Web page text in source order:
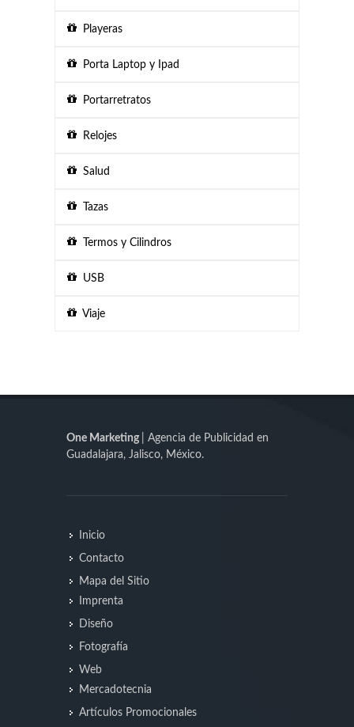
Playeras
Porta Laptop y Ipad
Portarretratos
Relojes
Salud
Tazas
Termos y Cilindros
USB
Viaje
One Marketing
| Agencia de Publicidad en
Guadalajara, Jalisco, México.
Inicio
Contacto
Mapa del Sitio
Imprenta
Diseño
Fotografía
Web
Mercadotecnia
Artículos Promocionales